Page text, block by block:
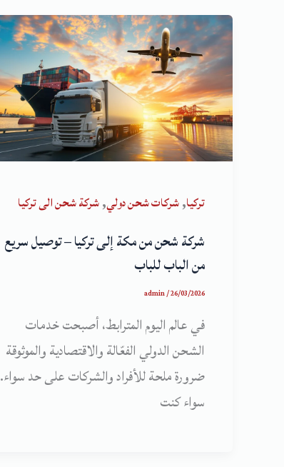
تركيا,شركات شحن دولي,شركة شحن الى تركيا
شركة شحن من مكة إلى تركيا – توصيل سريع
من الباب للباب
admin/26/03/2026
في عالم اليوم المترابط، أصبحت خدمات
الشحن الدولي الفعّالة والاقتصادية والموثوقة
ضرورة ملحة للأفراد والشركات على حد سواء.
سواء كنت